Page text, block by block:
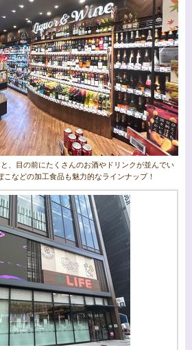
、目の前にたくさんのお酒やドリンクが並んでい
などの加工食品も魅力的なラインナップ！